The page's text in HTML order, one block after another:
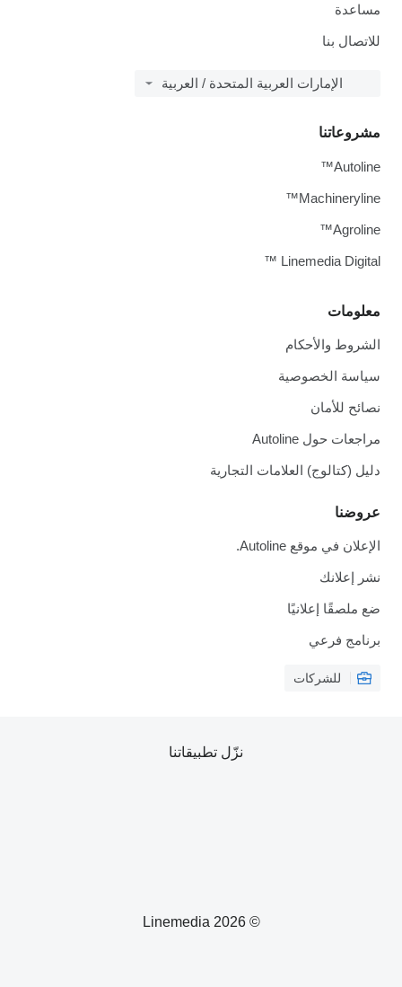
مساعدة
للاتصال بنا
الإمارات العربية المتحدة / العربية
معلومات
الشروط والأحكام
سياسة الخصوصية
نصائح للأمان
مراجعات حول Autoline
دليل (كتالوج) العلامات التجارية
عروضنا
الإعلان في موقع Autoline.
نشر إعلانك
ضع ملصقًا إعلانيًا
برنامج فرعي
للشركات
مشروعاتنا
Autoline™
Machineryline™
Agroline™
Linemedia Digital ™
© 2026 Linemedia
نزّل تطبيقاتنا